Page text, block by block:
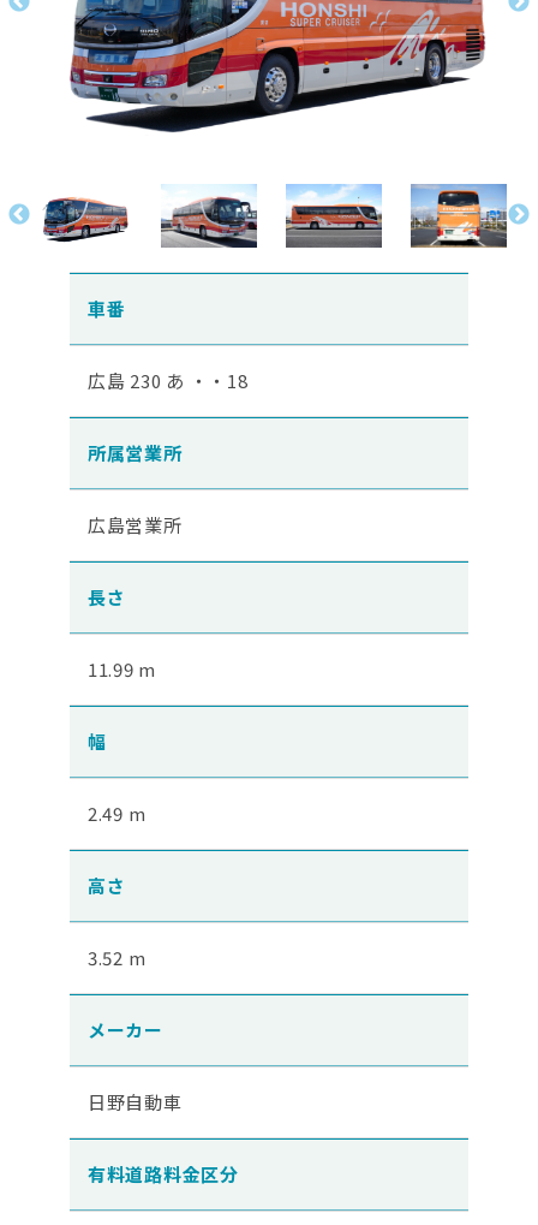
車番
広島 230 あ ・・18
所属営業所
広島営業所
長さ
11.99 m
幅
2.49 m
高さ
3.52 m
メーカー
日野自動車
有料道路料金区分